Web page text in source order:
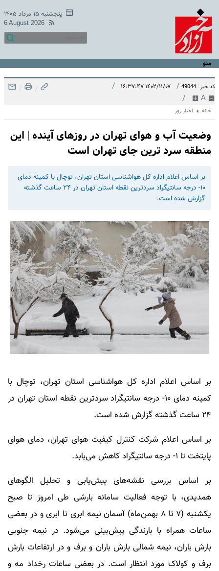
پنجشنبه ۱۵ مرداد ۱۴۰۵
6 August 2026
منو
کد خبر : 49044 / ۱۴۰۲/۱۱/۰۷ ۱۶:۳۷:۴۷ /
A
/
/
/
خانه اخبار روز
وضعیت آب و هوای تهران در روزهای آینده | این
منطقه سرد ترین جای تهران است
بر اساس اعلام اداره کل هواشناسی استان تهران، توچال با کمینه دمای
۱۰- درجه سانتیگراد سردترین نقطه استان تهران در ۲۴ ساعت گذشته
گزارش شده است.
بر اساس اعلام اداره کل هواشناسی استان تهران، توچال با
کمینه دمای ۱۰- درجه سانتیگراد سردترین نقطه استان تهران در
۲۴ ساعت گذشته گزارش شده است.
بر اساس اعلام شرکت کنترل کیفیت هوای تهران، دمای هوای
پایتخت تا ۱- درجه سانتیگراد کاهش می‌بابد.
بر اساس بررسی نقشه‌های پیش‌یابی و تحلیل الگوهای
همدیدی، با توجه فعالیت سامانه بارشی طی امروز تا صبح
یکشنبه (۷ تا ۸ بهمن‌ماه) آسمان نیمه ابری تا ابری و در بعضی
ساعات همراه با بارندگی پیش‌بینی می‌شود. در نیمه جنوبی
بارش باران، نیمه شمالی بارش باران و برف و در ارتفاعات بارش
برف و کولاک مورد انتظار است. در بعضی ساعات رخداد مه و